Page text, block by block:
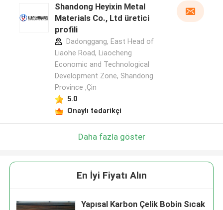
Shandong Heyixin Metal
Materials Co., Ltd üretici
profili
Dadonggang, East Head of
Liaohe Road, Liaocheng
Economic and Technological
Development Zone, Shandong
Province ,Çin
5.0
Onaylı tedarikçi
Daha fazla göster
En İyi Fiyatı Alın
Yapısal Karbon Çelik Bobin Sıcak